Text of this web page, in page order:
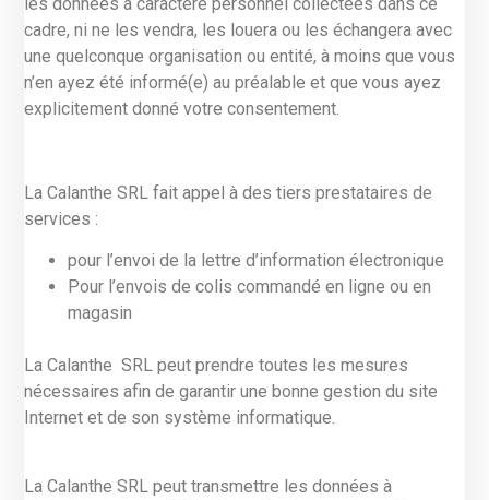
cadre, ni ne les vendra, les louera ou les échangera avec
une quelconque organisation ou entité, à moins que vous
n’en ayez été informé(e) au préalable et que vous ayez
explicitement donné votre consentement.
La Calanthe SRL fait appel à des tiers prestataires de
services :
pour l’envoi de la lettre d’information électronique
Pour l’envois de colis commandé en ligne ou en
magasin
La Calanthe SRL peut prendre toutes les mesures
nécessaires afin de garantir une bonne gestion du site
Internet et de son système informatique.
La Calanthe SRL peut transmettre les données à